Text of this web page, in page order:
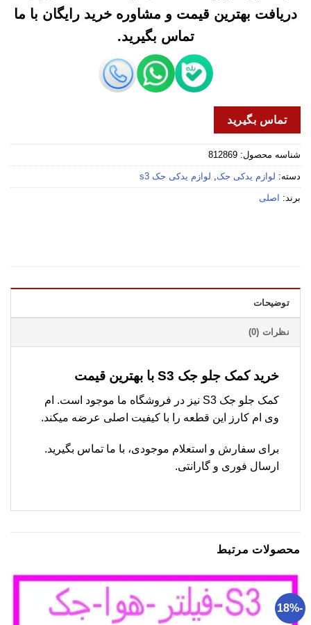
دریافت بهترین قیمت و مشاوره خرید رایگان با ما
تماس بگیرید.
تماس بگیرید
شناسه محصول: 812869
دسته: لوازم یدکی جک, لوازم یدکی جک s3
برند: اصلی
توضیحات
نظرات (0)
خرید کمک جلو جک S3 با بهترین قیمت
کمک جلو جک S3 نیز در فروشگاه ما موجود است. ام
وی ام کارز این قطعه را با کیفیت اصلی عرضه میکند.
برای سفارش و استعلام موجودی، با ما تماس بگیرید.
ارسال فوری و گارانتی.
محصولات مرتبط
-18%